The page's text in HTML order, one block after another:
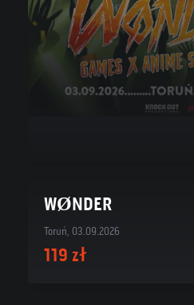
WØNDER
Toruń, 03.09.2026
119 zł